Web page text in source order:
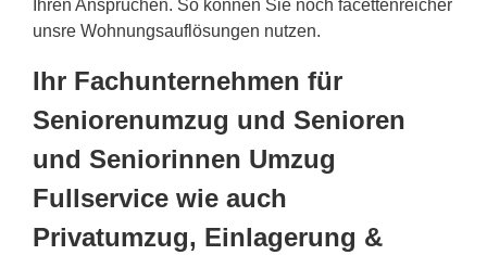
Ihren Ansprüchen. So können Sie noch facettenreicher
unsre Wohnungsauflösungen nutzen.
Ihr Fachunternehmen für
Seniorenumzug und Senioren
und Seniorinnen Umzug
Fullservice wie auch
Privatumzug, Einlagerung &